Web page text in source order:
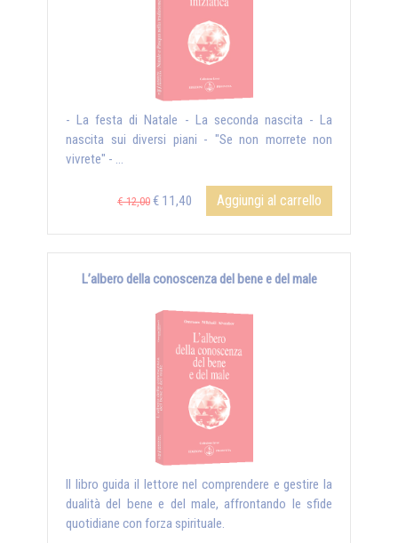
- La festa di Natale - La seconda nascita - La
nascita sui diversi piani - "Se non morrete non
vivrete" - ...
€ 12,00 € 11,40 Aggiungi al carrello
L’albero della conoscenza del bene e del male
Il libro guida il lettore nel comprendere e gestire la
dualità del bene e del male, affrontando le sfide
quotidiane con forza spirituale.